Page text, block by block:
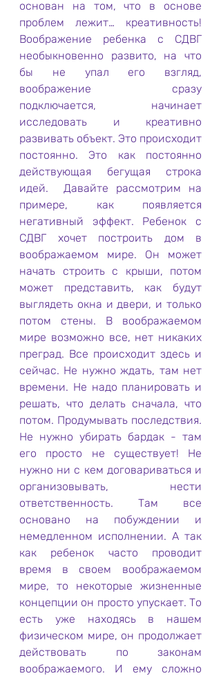
основан на том, что в основе
проблем лежит… креативность!
Воображение ребенка с СДВГ
необыкновенно развито, на что
бы не упал его взгляд,
воображение сразу
подключается, начинает
исследовать и креативно
развивать объект. Это происходит
постоянно. Это как постоянно
действующая бегущая строка
идей.  Давайте рассмотрим на
примере, как появляется
негативный эффект. Ребенок с
СДВГ хочет построить дом в
воображаемом мире. Он может
начать строить с крыши, потом
может представить, как будут
выглядеть окна и двери, и только
потом стены. В воображаемом
мире возможно все, нет никаких
преград. Все происходит здесь и
сейчас. Не нужно ждать, там нет
времени. Не надо планировать и
решать, что делать сначала, что
потом. Продумывать последствия.
Не нужно убирать бардак - там
его просто не существует! Не
нужно ни с кем договариваться и
организовывать, нести
ответственность. Там все
основано на побуждении и
немедленном исполнении. А так
как ребенок часто проводит
время в своем воображаемом
мире, то некоторые жизненные
концепции он просто упускает. То
есть уже находясь в нашем
физическом мире, он продолжает
действовать по законам
воображаемого. И ему сложно